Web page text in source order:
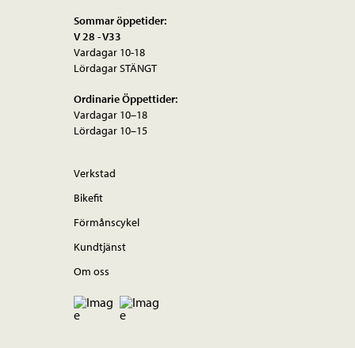
Sommar öppetider:
V 28 - V33
Vardagar 10-18
Lördagar STÄNGT
Ordinarie Öppettider:
Vardagar 10–18
Lördagar 10–15
Verkstad
Bikefit
Förmånscykel
Kundtjänst
Om oss